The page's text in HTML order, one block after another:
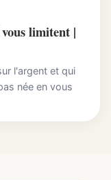
limitent |
l'argent et qui
née en vous